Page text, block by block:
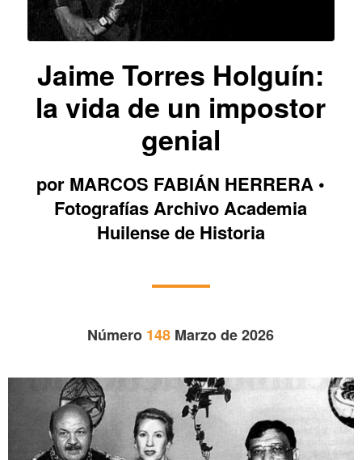
Jaime Torres Holguín:
la vida de un impostor
genial
por MARCOS FABIÁN HERRERA •
Fotografías Archivo Academia
Huilense de Historia
Número 148 Marzo de 2026